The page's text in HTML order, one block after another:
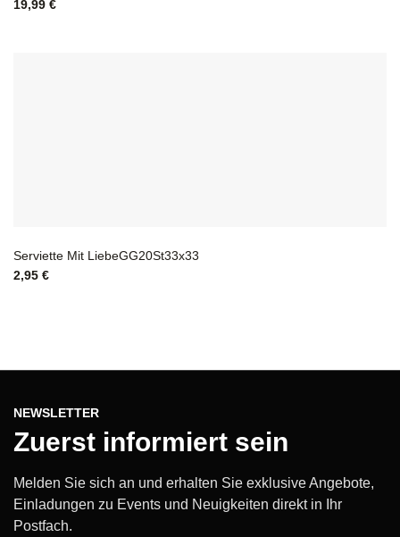
19,99 €
Serviette Mit LiebeGG20St33x33
2,95 €
NEWSLETTER
Zuerst informiert sein
Melden Sie sich an und erhalten Sie exklusive Angebote,
Einladungen zu Events und Neuigkeiten direkt in Ihr
Postfach.